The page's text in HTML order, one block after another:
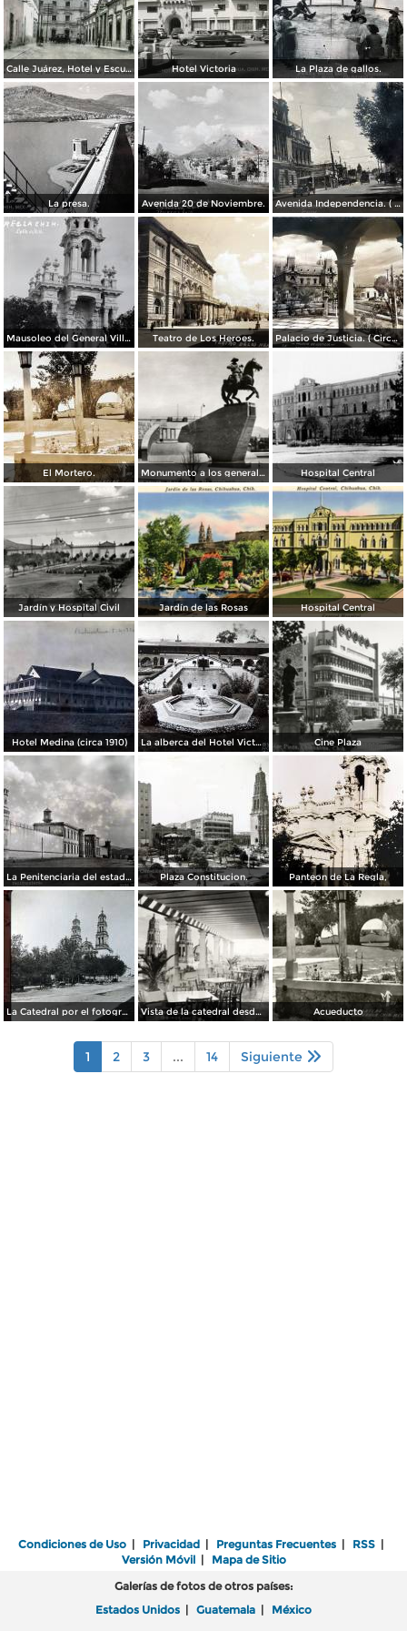
Calle Juárez, Hotel y Escuela Oficial No. 136 Hotel Victoria La Plaza de gallos.
La presa. Avenida 20 de Noviembre. Avenida Independencia. ( Circulada el 12 de Abril de 1929 ).
Mausoleo del General Villa en el panteon de La Regla ( Circulada el 11 de Junio de 1921 ). Teatro de Los Heroes. Palacio de Justicia. ( Circulada el 1 deDiciembre de 1946 ).
El Mortero. Monumento a los generales de la División del Norte Hospital Central
Jardín y Hospital Civil Jardín de las Rosas Hospital Central
Hotel Medina (circa 1910) La alberca del Hotel Victoria. Cine Plaza
La Penitenciaria del estado. Plaza Constitucion. Panteon de La Regla,
La Catedral por el fotografo William H. Rau.. Vista de la catedral desde el Hotel Palacio Hilton Acueducto
1 2 3 ... 14 Siguiente
Condiciones de Uso | Privacidad | Preguntas Frecuentes | RSS |
Versión Móvil| Mapa de Sitio
Galerías de fotos de otros países:
Estados Unidos | Guatemala | México